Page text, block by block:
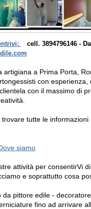
cell. 3894796146 -
artigiana a Prima Porta,
con esperienza,
con il massimo di
tutte le informazioni
siamo
attività per consentirVi
e soprattutto cosa
da pittore edile -
fino ad arrivare